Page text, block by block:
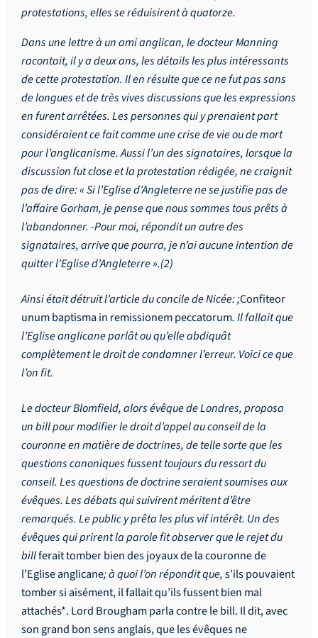
protestations, elles se réduisirent à quatorze.
Dans une lettre à un ami anglican, le docteur Manning
racontait, il y a deux ans, les détails les plus intéressants
de cette protestation. Il en résulte que ce ne fut pas sans
de longues et de très vives discussions que les expressions
en furent arrêtées. Les personnes qui y prenaient part
considéraient ce fait comme une crise de vie ou de mort
pour l’anglicanisme. Aussi l’un des signataires, lorsque la
discussion fut close et la protestation rédigée, ne craignit
pas de dire: « Si l’Eglise d’Angleterre ne se justifie pas de
l’affaire Gorham, je pense que nous sommes tous prêts à
l’abandonner. -Pour moi, répondit un autre des
signataires, arrive que pourra, je n’ai aucune intention de
quitter l’Eglise d’Angleterre ».(2)
Ainsi était détruit l’article du concile de Nicée: ;Confiteor
unum baptisma in remissionem peccatorum. Il fallait que
l’Eglise anglicane parlât ou qu’elle abdiquât
complètement le droit de condamner l’erreur. Voici ce que
l’on fit.
Le docteur Blomfield, alors évêque de Londres, proposa
un bill pour modifier le droit d’appel au conseil de la
couronne en matière de doctrines, de telle sorte que les
questions canoniques fussent toujours du ressort du
conseil. Les questions de doctrine seraient soumises aux
évêques. Les débats qui suivirent méritent d’être
remarqués. Le public y prêta les plus vif intérêt. Un des
évêques qui prirent la parole fit observer que le rejet du
billferait tomber bien des joyaux de la couronne de
l’Eglise anglicane; à quoi l’on répondit que,s’ils pouvaient
tomber si aisément, il fallait qu’ils fussent bien mal
attachés*. Lord Brougham parla contre le bill. Il dit, avec
son grand bon sens anglais, que les évêques ne